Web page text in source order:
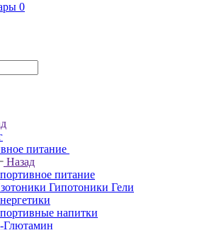
0
питание
Назад
питание
Гипотоники Гели
напитки
Глютамин